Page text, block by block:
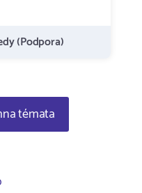
(Podpora)
témata